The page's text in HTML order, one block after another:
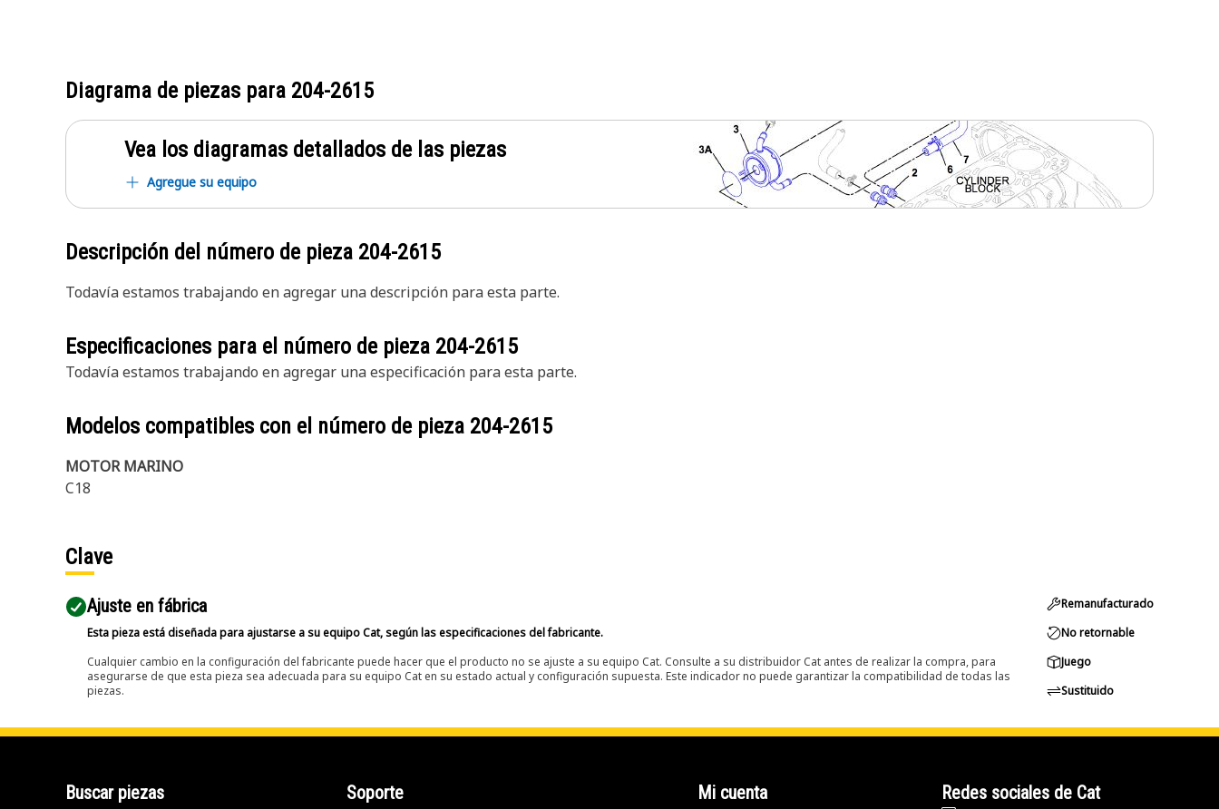
Diagrama de piezas para 204-2615
Vea los diagramas detallados de las piezas
Agregue su equipo
Descripción del número de pieza 204-2615
Todavía estamos trabajando en agregar una descripción para esta parte.
Especificaciones para el número de pieza 204-2615
Todavía estamos trabajando en agregar una especificación para esta parte.
Modelos compatibles con el número de pieza 204-2615
MOTOR MARINO
C18
Clave
Ajuste en fábrica
Esta pieza está diseñada para ajustarse a su equipo Cat, según las especificaciones del fabricante.
Cualquier cambio en la configuración del fabricante puede hacer que el producto no se ajuste a su equipo Cat. Consulte a su distribuidor Cat antes de realizar la compra, para
asegurarse de que esta pieza sea adecuada para su equipo Cat en su estado actual y configuración supuesta. Este indicador no puede garantizar la compatibilidad de todas las
piezas.
Remanufacturado
No retornable
Juego
Sustituido
Buscar piezas Soporte Mi cuenta Redes sociales de Cat